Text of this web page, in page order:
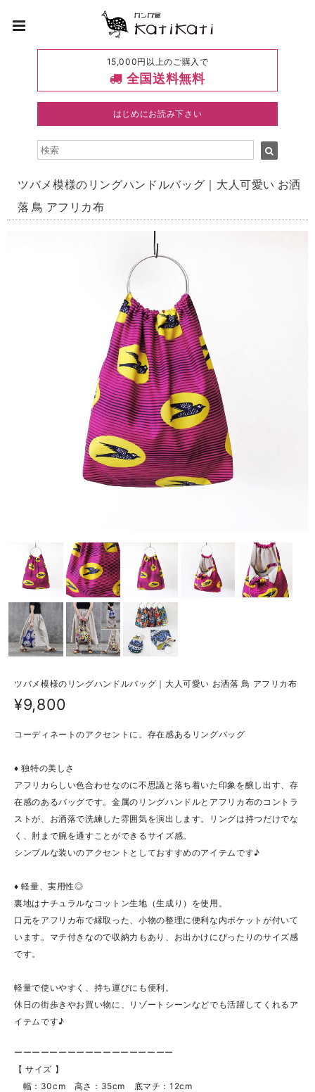
15,000円以上のご購入で
全国送料無料
はじめにお読み下さい
ツバメ模様のリングハンドルバッグ｜大人可愛い お洒
落 鳥 アフリカ布
ツバメ模様のリングハンドルバッグ｜大人可愛い お洒落 鳥 アフリカ布
¥9,800
コーディネートのアクセントに。存在感あるリングバッグ
♦ 独特の美しさ
アフリカらしい色合わせなのに不思議と落ち着いた印象を醸し出す、存
在感のあるバッグです。金属のリングハンドルとアフリカ布のコントラ
ストが、お洒落で洗練した雰囲気を演出します。リングは持つだけでな
く、肘まで腕を通すことができるサイズ感。
シンプルな装いのアクセントとしておすすめのアイテムです♪
♦ 軽量、実用性◎
裏地はナチュラルなコットン生地（生成り）を使用。
口元をアフリカ布で縁取った、小物の整理に便利な内ポケットが付いて
います。マチ付きなので収納力もあり、お出かけにぴったりのサイズ感
です。
軽量で使いやすく、持ち運びにも便利。
休日の街歩きやお買い物に、リゾートシーンなどでも活躍してくれるア
イテムです♪
ーーーーーーーーーーーーーーーーーー
【 サイズ 】
幅：30cm 高さ：35cm 底マチ：12cm